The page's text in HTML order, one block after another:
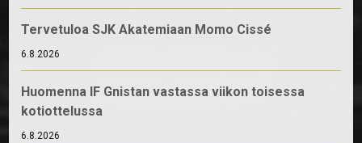
Tervetuloa SJK Akatemiaan Momo Cissé
6.8.2026
Huomenna IF Gnistan vastassa viikon toisessa
kotiottelussa
6.8.2026